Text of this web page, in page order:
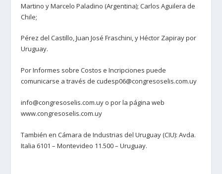
Martino y Marcelo Paladino (Argentina); Carlos Aguilera de
Chile;
Pérez del Castillo, Juan José Fraschini, y Héctor Zapiray por
Uruguay.
Por Informes sobre Costos e Incripciones puede
comunicarse a través de cudesp06@congresoselis.com.uy
info@congresoselis.com.uy o por la página web
www.congresoselis.com.uy
También en Cámara de Industrias del Uruguay (CIU): Avda.
Italia 6101 – Montevideo 11.500 – Uruguay.